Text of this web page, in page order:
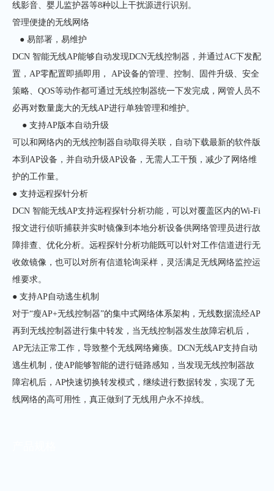
线影音、婴儿监护器等8种以上干扰源进行识别。
管理便捷的无线网络
● 易部署，易维护
DCN 智能无线AP能够自动发现DCN无线控制器，并通过AC下发配
置，AP零配置即插即用， AP设备的管理、控制、固件升级、安全
策略、QOS等动作都可通过无线控制器统一下发完成，网管人员不
必再对数量庞大的无线AP进行单独管理和维护。
● 支持AP版本自动升级
可以和网络内的无线控制器自动取得关联，自动下载最新的软件版
本到AP设备，并自动升级AP设备，无需人工干预，减少了网络维
护的工作量。
● 支持远程探针分析
DCN 智能无线AP支持远程探针分析功能，可以对覆盖区内的Wi-Fi
报文进行侦听捕获并实时镜像到本地分析设备供网络管理员进行故
障排查、优化分析。远程探针分析功能既可以针对工作信道进行无
收敛镜像，也可以对所有信道轮询采样，灵活满足无线网络监控运
维要求。
● 支持AP自动逃生机制
对于“瘦AP+无线控制器”的集中式网络体系架构，无线数据流经AP
再到无线控制器进行集中转发，当无线控制器发生故障宕机后，
AP无法正常工作，导致整个无线网络瘫痪。DCN无线AP支持自动
逃生机制，使AP能够智能的进行链路感知，当发现无线控制器故
障宕机后，AP快速切换转发模式，继续进行数据转发，实现了无
线网络的高可用性，真正做到了无线用户永不掉线。